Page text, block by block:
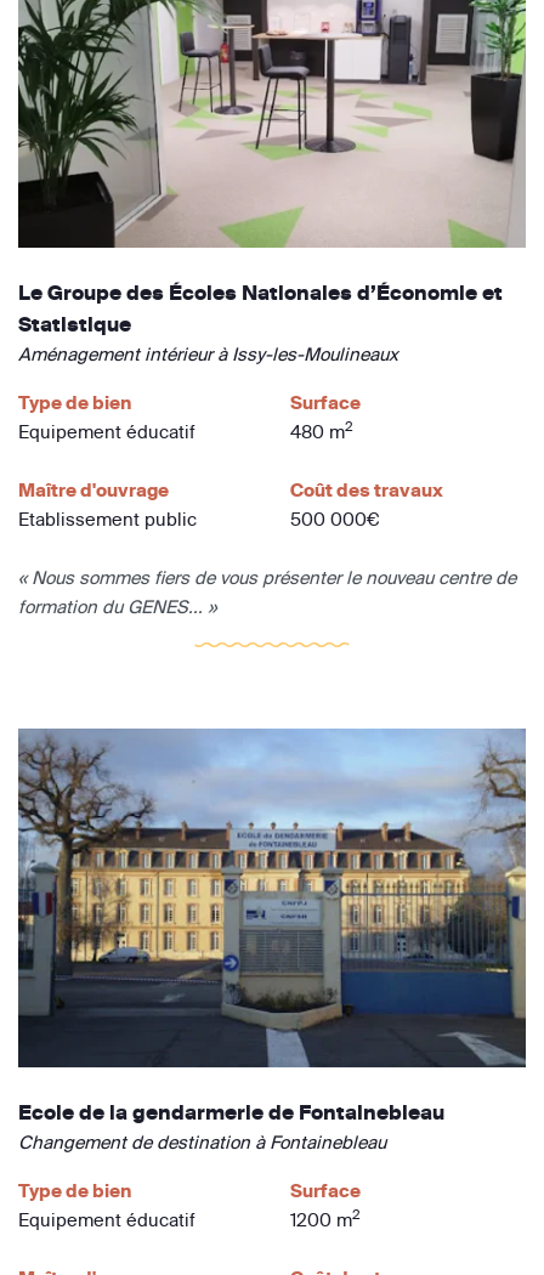
Le Groupe des Écoles Nationales d’Économie et
Statistique
Aménagement intérieur à Issy-les-Moulineaux
Type de bien
Equipement éducatif
Surface
480 m2
Maître d'ouvrage
Etablissement public
Coût des travaux
500 000€
« Nous sommes fiers de vous présenter le nouveau centre de
formation du GENES... »
Ecole de la gendarmerie de Fontainebleau
Changement de destination à Fontainebleau
Type de bien
Equipement éducatif
Surface
1200 m2